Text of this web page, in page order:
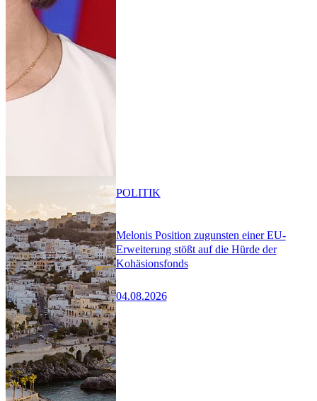
Melonis Position zugunsten einer EU-
Erweiterung stößt auf die Hürde der
Kohäsionsfonds
04.08.2026
POLITIK